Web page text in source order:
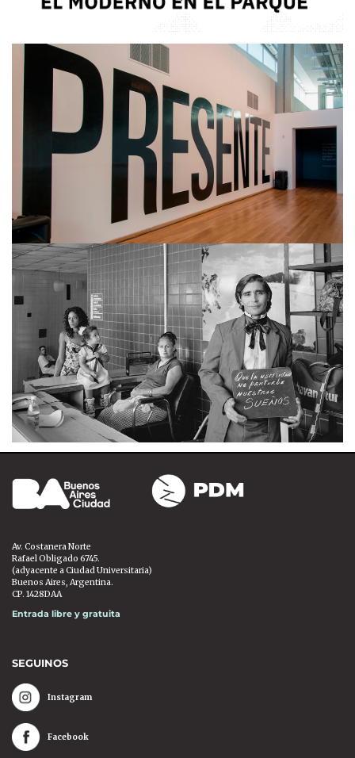
ALBERTINA CARRI
MARTÍN WEBER
Av. Costanera Norte
Rafael Obligado 6745.
(adyacente a Ciudad Universitaria)
Buenos Aires, Argentina.
CP. 1428DAA
Entrada libre y gratuita
SEGUINOS
Instagram
Facebook